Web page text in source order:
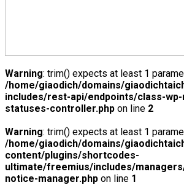
Warning: trim() expects at least 1
/home/giaodich/domains/
includes/rest-api/endpoints/class-
statuses-controller.php on line 2
Warning: trim() expects at least 1
/home/giaodich/domains/
content/plugins/shortcodes-
ultimate/freemius/includes/
notice-manager.php on line 1